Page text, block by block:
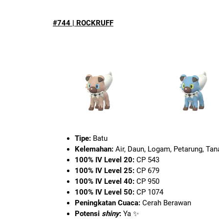
#744 | ROCKRUFF
Tipe: Batu
Kelemahan: Air, Daun, Logam, Petarung,
100% IV Level 20: CP 543
100% IV Level 25: CP 679
100% IV Level 40: CP 950
100% IV Level 50: CP 1074
Peningkatan Cuaca: Cerah Berawan
Potensi shiny: Ya ✨